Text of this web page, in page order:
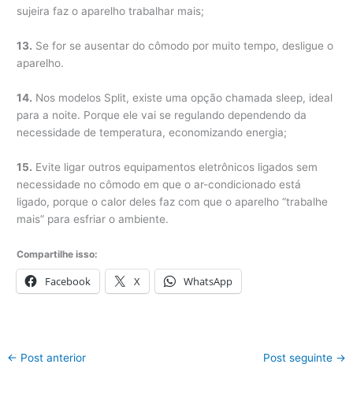
sujeira faz o aparelho trabalhar mais;
13. Se for se ausentar do cômodo por muito tempo, desligue o
aparelho.
14. Nos modelos Split, existe uma opção chamada sleep, ideal
para a noite. Porque ele vai se regulando dependendo da
necessidade de temperatura, economizando energia;
15. Evite ligar outros equipamentos eletrônicos ligados sem
necessidade no cômodo em que o ar-condicionado está
ligado, porque o calor deles faz com que o aparelho “trabalhe
mais” para esfriar o ambiente.
Compartilhe isso:
Facebook X WhatsApp
← Post anterior Post seguinte →